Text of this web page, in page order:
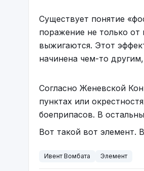
Существует понятие
поражение не только от
выжигаются. Этот
начинена чем-то
Согласно Женевской
пунктах или
боеприпасов. В
Вот такой вот элемент.
Ивент Вомбата Элемент